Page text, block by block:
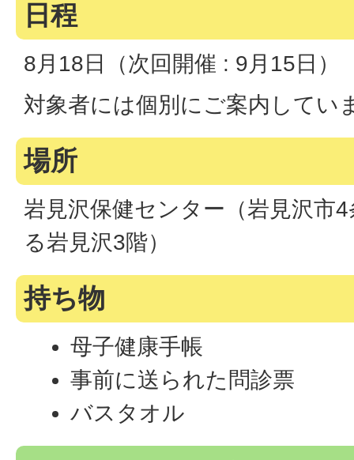
日程
8月18日（次回開催 : 9月15日）
対象者には個別にご案内してい
場所
岩見沢保健センター（岩見沢市
る岩見沢3階）
持ち物
母子健康手帳
事前に送られた問診票
バスタオル